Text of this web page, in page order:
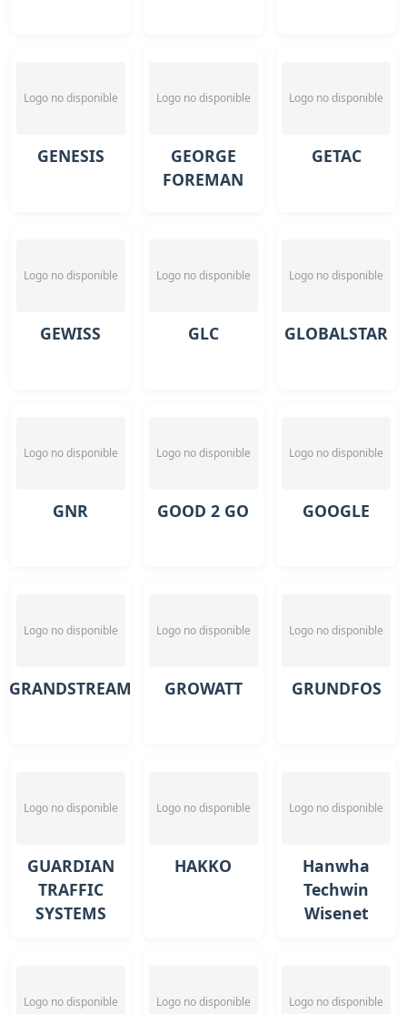
Logo no disponible
GENESIS
Logo no disponible
GEORGE
FOREMAN
Logo no disponible
GETAC
Logo no disponible
GEWISS
Logo no disponible
GLC
Logo no disponible
GLOBALSTAR
Logo no disponible
GNR
Logo no disponible
GOOD 2 GO
Logo no disponible
GOOGLE
Logo no disponible
GRANDSTREAM
Logo no disponible
GROWATT
Logo no disponible
GRUNDFOS
Logo no disponible
GUARDIAN
TRAFFIC
SYSTEMS
Logo no disponible
HAKKO
Logo no disponible
Hanwha
Techwin
Wisenet
Logo no disponible Logo no disponible Logo no disponible